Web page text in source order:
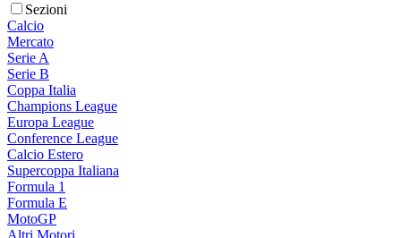
Sezioni
Calcio
Mercato
Serie A
Serie B
Coppa Italia
Champions League
Europa League
Conference League
Calcio Estero
Supercoppa Italiana
Formula 1
Formula E
MotoGP
Altri Motori